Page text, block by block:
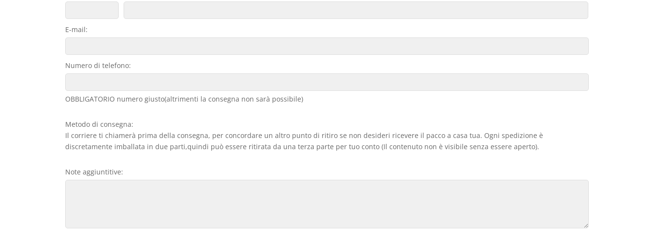
E-mail:
Numero di telefono:
OBBLIGATORIO numero giusto(altrimenti la consegna non sarà possibile)
Metodo di consegna:
Il corriere ti chiamerà prima della consegna, per concordare un altro punto di ritiro se non desideri ricevere il pacco a casa tua. Ogni spedizione è
discretamente imballata in due parti,quindi può essere ritirata da una terza parte per tuo conto (Il contenuto non è visibile senza essere aperto).
Note aggiuntitive: